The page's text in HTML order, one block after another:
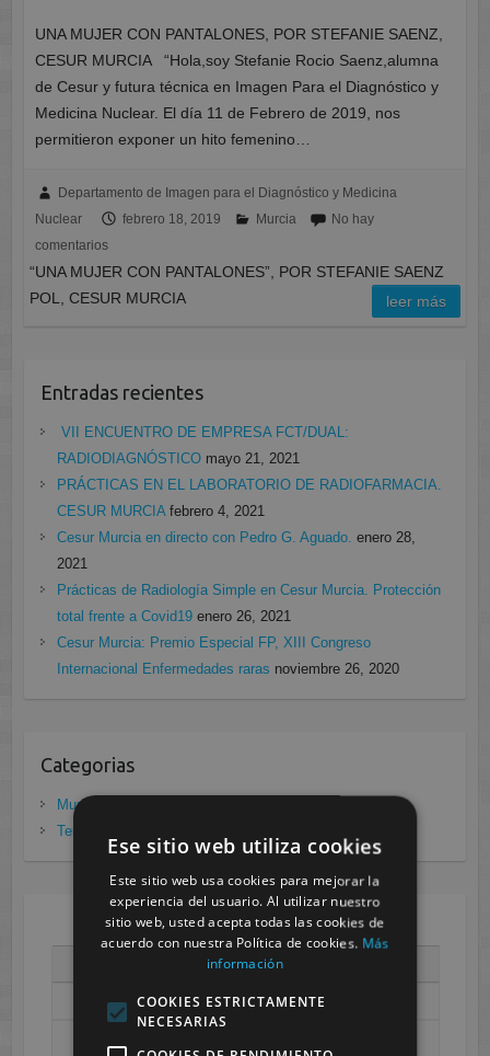
UNA MUJER CON PANTALONES, POR STEFANIE SAENZ,
CESUR MURCIA “Hola,soy Stefanie Rocio Saenz,alumna
de Cesur y futura técnica en Imagen Para el Diagnóstico y
Medicina Nuclear. El día 11 de Febrero de 2019, nos
permitieron exponer un hito femenino…
Departamento de Imagen para el Diagnóstico y Medicina
Nuclear
febrero 18, 2019 Murcia
No hay
comentarios
“UNA MUJER CON PANTALONES”, POR STEFANIE SAENZ
POL, CESUR MURCIA
leer más
Entradas recientes
VII ENCUENTRO DE EMPRESA FCT/DUAL:
RADIODIAGNÓSTICO mayo 21, 2021
PRÁCTICAS EN EL LABORATORIO DE RADIOFARMACIA.
CESUR MURCIA febrero 4, 2021
Cesur Murcia en directo con Pedro G. Aguado. enero 28,
2021
Prácticas de Radiología Simple en Cesur Murcia. Protección
total frente a Covid19 enero 26, 2021
Cesur Murcia: Premio Especial FP, XIII Congreso
Internacional Enfermedades raras noviembre 26, 2020
Categorias
Murcia
Tenerife
AGOSTO 2026
J
Ese sitio web utiliza cookies
Este sitio web usa cookies para mejorar la
experiencia del usuario. Al utilizar nuestro
sitio web, usted acepta todas las cookies de
acuerdo con nuestra Política de cookies. Más
información
COOKIES ESTRICTAMENTE
NECESARIAS